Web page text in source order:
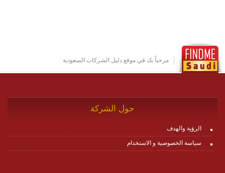
http://www.plutosms.com/zagel
مرحباً بك في موقع دليل الشركات السعودية
حول الشركة
الرؤية والهدف
سياسة الخصوصية و الاستخدام